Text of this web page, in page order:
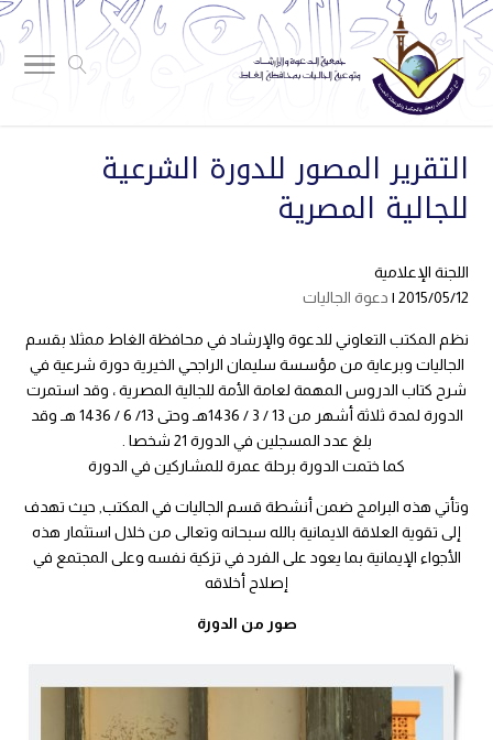
التقرير المصور للدورة الشرعية
للجالية المصرية
اللجنة الإعلامية
2015/05/12 |
دعوة الجاليات
نظم المكتب التعاوني للدعوة والإرشاد في محافظة الغاط ممثلا بقسم
الجاليات وبرعاية من مؤسسة سليمان الراجحي الخيرية دورة شرعية في
شرح كتاب الدروس المهمة لعامة الأمة للجالية المصرية ، وقد استمرت
الدورة لمدة ثلاثة أشهر من 13 / 3 / 1436هـ وحتى 13/ 6 / 1436 هـ وقد
بلغ عدد المسجلين في الدورة 21 شخصا .
كما ختمت الدورة برحلة عمرة للمشاركين في الدورة
وتأتي هذه البرامج ضمن أنشطة قسم الجاليات في المكتب, حيث تهدف
إلى تقوية العلاقة الايمانية بالله سبحانه وتعالى من خلال استثمار هذه
الأجواء الإيمانية بما يعود على الفرد في تزكية نفسه وعلى المجتمع في
إصلاح أخلاقه
صور من الدورة